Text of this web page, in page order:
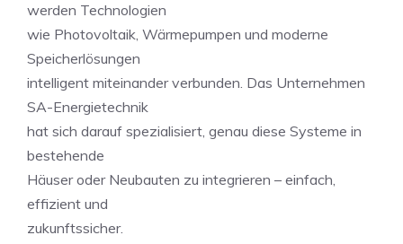
werden Technologien
wie Photovoltaik, Wärmepumpen und moderne
Speicherlösungen
intelligent miteinander verbunden. Das Unternehmen
SA-Energietechnik
hat sich darauf spezialisiert, genau diese Systeme in
bestehende
Häuser oder Neubauten zu integrieren – einfach,
effizient und
zukunftssicher.